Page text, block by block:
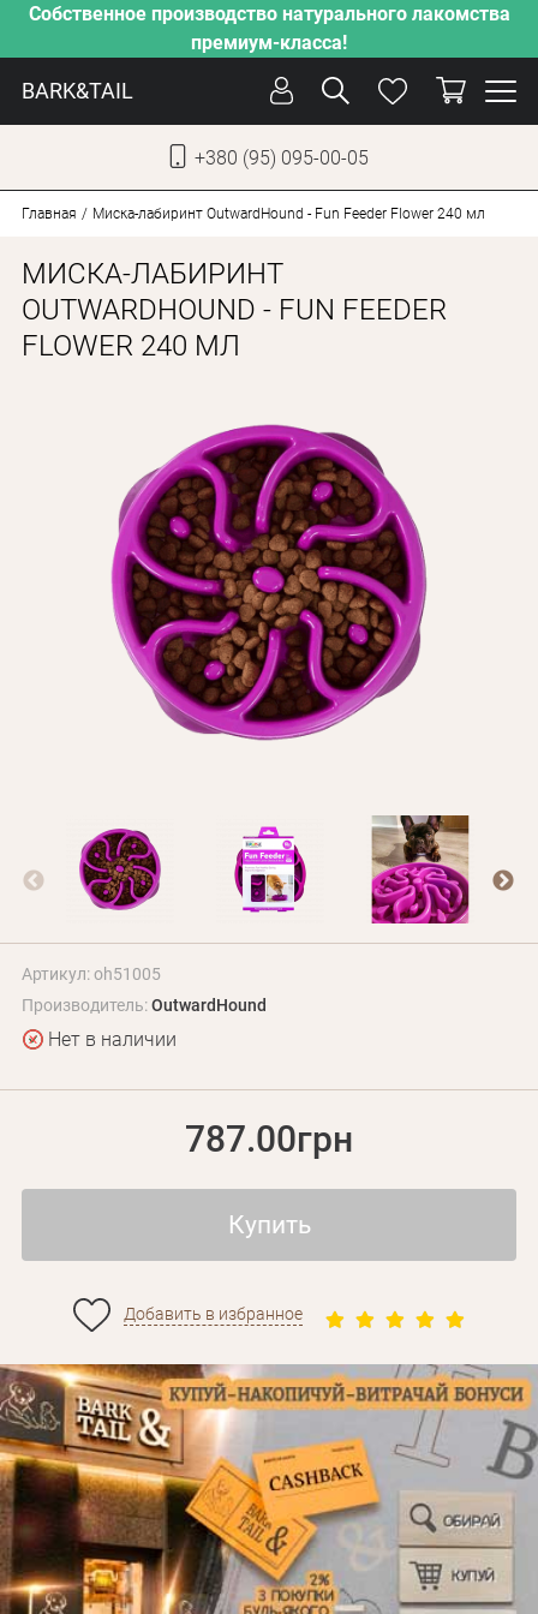
Собственное производство натурального лакомства
премиум-класса!
BARK&TAIL
+380 (95) 095-00-05
СОБАКИ
КОТЫ
ОТ ЖАРЫ
НОВИНКИ
АКЦИИ
О КОМПАНИИ
БЛОГ
Оплата и доставка
Программа лояльности
О Нас
Оптовым клиентам
+380 (95) 095-00-05
Главная Миска-лабиринт OutwardHound - Fun Feeder Flower 240 мл
МИСКА-ЛАБИРИНТ
OUTWARDHOUND - FUN FEEDER
FLOWER 240 МЛ
Артикул: oh51005
Производитель:OutwardHound
Нет в наличии
787.00грн
Купить
Добавить в избранное
Забыли пароль?